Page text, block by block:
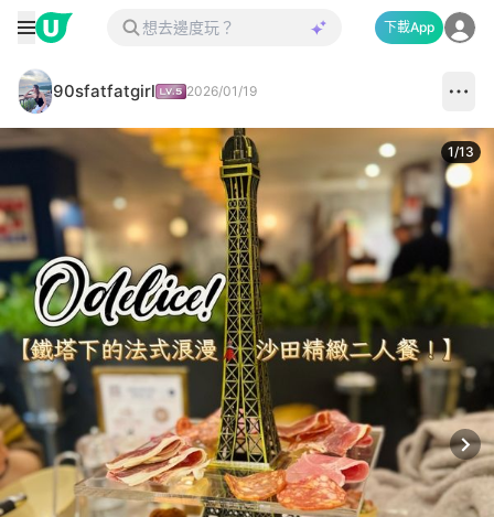
下載App
90sfatfatgirl 2026/01/19
1/13